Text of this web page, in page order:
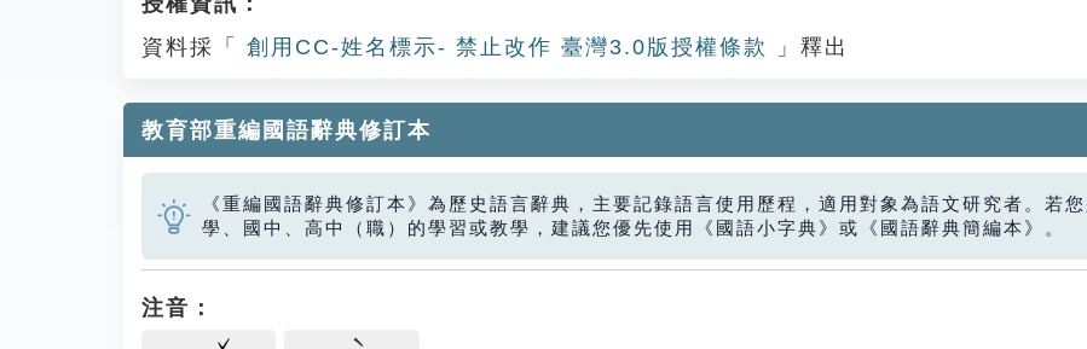
資料採「
創用CC-姓名標示- 禁止改作 臺灣3.0版授權條款 」釋出
教育部重編國語辭典修訂本
《重編國語辭典修訂本》為歷史語言辭典，主要記錄語言使用歷程，適用對象為語文研究者。若
學、國中、高中（職）的學習或教學，建議您優先使用《國語小字典》或《國語辭典簡編本》。
注音：